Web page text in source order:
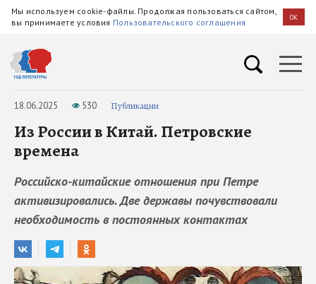
Мы используем cookie-файлы. Продолжая пользоваться сайтом,
вы принимаете условия Пользовательского соглашения OK
18.06.2025 530 Публикации
Из России в Китай. Петровские
времена
Российско-китайские отношения при Петре
активизировались. Две державы почувствовали
необходимость в постоянных контактах